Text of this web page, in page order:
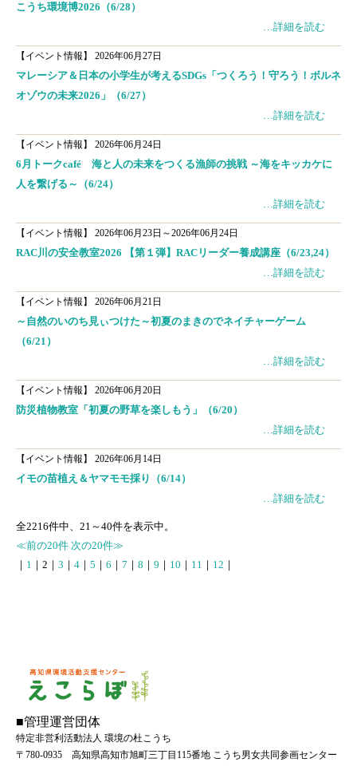
こうち環境博2026（6/28）
…詳細を読む
【イベント情報】
2026年06月27日
マレーシア＆日本の小学生が考えるSDGs「つくろう！守ろう！ボルネ
オゾウの未来2026」（6/27）
…詳細を読む
【イベント情報】
2026年06月24日
6月トークcafé 海と人の未来をつくる漁師の挑戦 ～海をキッカケに
人を繋げる～（6/24）
…詳細を読む
【イベント情報】
2026年06月23日～2026年06月24日
RAC川の安全教室2026 【第１弾】RACリーダー養成講座（6/23,24）
…詳細を読む
【イベント情報】
2026年06月21日
～自然のいのち見ぃつけた～初夏のまきのでネイチャーゲーム
（6/21）
…詳細を読む
【イベント情報】
2026年06月20日
防災植物教室「初夏の野草を楽しもう」（6/20）
…詳細を読む
【イベント情報】
2026年06月14日
イモの苗植え＆ヤマモモ採り（6/14）
…詳細を読む
全2216件中、 21 ～40件を表示中。
≪前の20件 次の20件≫
1 2 3 4 5 6 7 8 9 10 11 12
■管理運営団体
特定非営利活動法人 環境の杜こうち
〒780-0935 高知県高知市旭町三丁目115番地 こうち男女共同参画センター